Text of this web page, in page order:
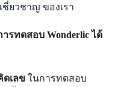
ชี่ยวชาญ ของเรา
รทดสอบ Wonderlic ได้
ดเลข ในการทดสอบ